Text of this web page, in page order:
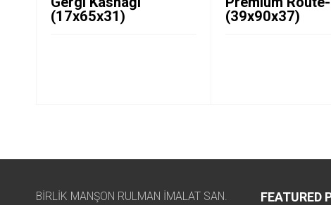
(17x65x31)
(39x90x37)
BİRLİK MANŞON RULMAN İMALAT SAN.
FEATURED